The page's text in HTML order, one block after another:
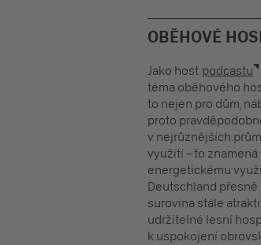
OBĚHOVÉ
Jako host podcastu
téma oběhového
to nejen pro dům,
proto
v nejrůznějších
využití – to
energetickému
Deutschland
surovina stále
udržitelné lesní
k uspokojení